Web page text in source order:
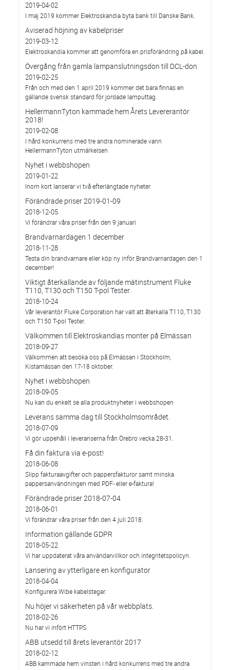
2019-04-02
I maj 2019 kommer Elektroskandia byta bank till Danske Bank.
Aviserad höjning av kabelpriser
2019-03-12
Elektroskandia kommer att genomföra en prisförändring på kabel.
Övergång från gamla lampanslutningsdon till DCL-don
2019-02-25
Från och med den 1 april 2019 kommer det bara finnas en
gällande svensk standard för jordade lamputtag.
HellermannTyton kammade hem Årets Levererantör
2018!
2019-02-08
I hård konkurrens med tre andra nominerade vann
HellermannTyton utmärkelsen
Nyhet i webbshopen
2019-01-22
Inom kort lanserar vi två efterlängtade nyheter.
Förändrade priser 2019-01-09
2018-12-05
Vi förändrar våra priser från den 9 januari
Brandvarnardagen 1 december
2018-11-28
Testa din brandvarnare eller köp ny inför Brandvarnardagen den 1
december!
Viktigt återkallande av följande mätinstrument Fluke
T110, T130 och T150 T-pol Tester.
2018-10-24
Vår leverantör Fluke Corporation har valt att återkalla T110, T130
och T150 T-pol Tester.
Välkommen till Elektroskandias monter på Elmässan
2018-09-27
Välkommen att besöka oss på Elmässan i Stockholm,
Kistamässan den 17-18 oktober.
Nyhet i webbshopen
2018-09-05
Nu kan du enkelt se alla produktnyheter i webbshopen
Leverans samma dag till Stockholmsområdet.
2018-07-09
Vi gör uppehåll i leveranserna från Örebro vecka 28-31.
Få din faktura via e-post!
2018-06-08
Slipp fakturaavgifter och pappersfakturor samt minska
pappersanvändningen med PDF- eller e-faktura!
Förändrade priser 2018-07-04
2018-06-01
Vi förändrar våra priser från den 4 juli 2018.
Information gällande GDPR
2018-05-22
Vi har uppdaterat våra användarvillkor och integritetspolicyn.
Lansering av ytterligare en konfigurator
2018-04-04
Konfigurera Wibe kabelstegar.
Nu höjer vi säkerheten på vår webbplats.
2018-02-26
Nu har vi infört HTTPS.
ABB utsedd till årets leverantör 2017
2018-02-12
ABB kammade hem vinsten i hård konkurrens med tre andra